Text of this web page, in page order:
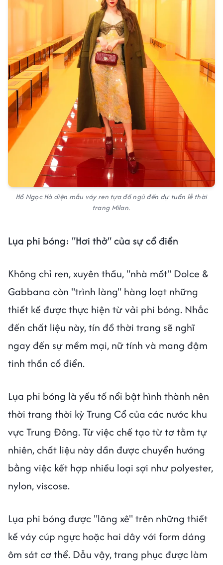
Hồ Ngọc Hà diện mẫu váy ren tựa đồ ngủ đến dự tuần lễ thời
trang Milan.
Lụa phi bóng: "Hơi thở" của sự cổ điển
Không chỉ ren, xuyên thấu, "nhà mốt" Dolce &
Gabbana còn "trình làng" hàng loạt những
thiết kế được thực hiện từ vải phi bóng. Nhắc
đến chất liệu này, tín đồ thời trang sẽ nghĩ
ngay đến sự mềm mại, nữ tính và mang đậm
tinh thần cổ điển.
Lụa phi bóng là yếu tố nổi bật hình thành nên
thời trang thời kỳ Trung Cổ của các nước khu
vực Trung Đông. Từ việc chế tạo từ tơ tằm tự
nhiên, chất liệu này dần được chuyển hướng
bằng việc kết hợp nhiều loại sợi như polyester,
nylon, viscose.
Lụa phi bóng được "lăng xê" trên những thiết
kế váy cúp ngực hoặc hai dây với form dáng
ôm sát cơ thể. Dẫu vậy, trang phục được làm